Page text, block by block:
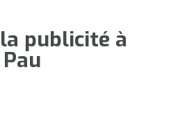
publicité à
Pau